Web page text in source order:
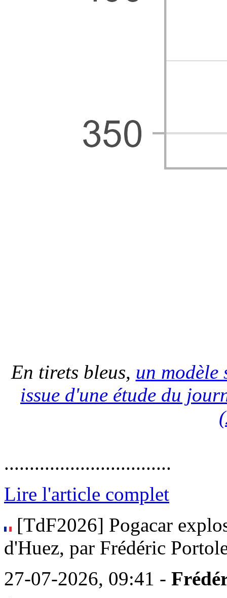
En tirets bleus, un modèle
issue d'une étude du
.................................
Lire l'article complet
[TdF2026] Pogacar
d'Huez, par Frédéric
27-07-2026, 09:41 -